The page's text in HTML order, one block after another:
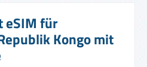
eSIM für
Kongo mit